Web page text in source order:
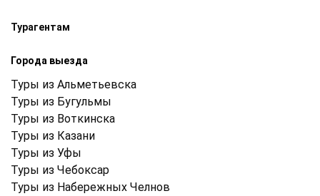
Турагентам
Города выезда
Туры из Альметьевска
Туры из Бугульмы
Туры из Воткинска
Туры из Казани
Туры из Уфы
Туры из Чебоксар
Туры из Набережных Челнов